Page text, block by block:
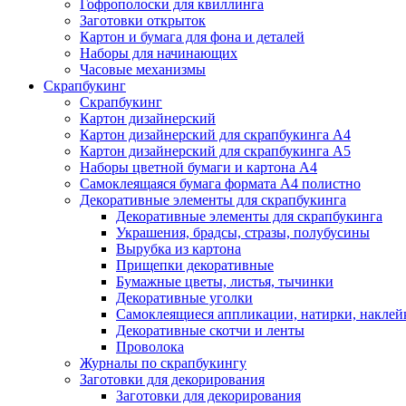
Гофрополоски для квиллинга
Заготовки открыток
Картон и бумага для фона и деталей
Наборы для начинающих
Часовые механизмы
Скрапбукинг
Скрапбукинг
Картон дизайнерский
Картон дизайнерский для скрапбукинга А4
Картон дизайнерский для скрапбукинга А5
Наборы цветной бумаги и картона А4
Самоклеящаяся бумага формата А4 полистно
Декоративные элементы для скрапбукинга
Декоративные элементы для скрапбукинга
Украшения, брадсы, стразы, полубусины
Вырубка из картона
Прищепки декоративные
Бумажные цветы, листья, тычинки
Декоративные уголки
Самоклеящиеся аппликации, натирки,
Декоративные скотчи и ленты
Проволока
Журналы по скрапбукингу
Заготовки для декорирования
Заготовки для декорирования